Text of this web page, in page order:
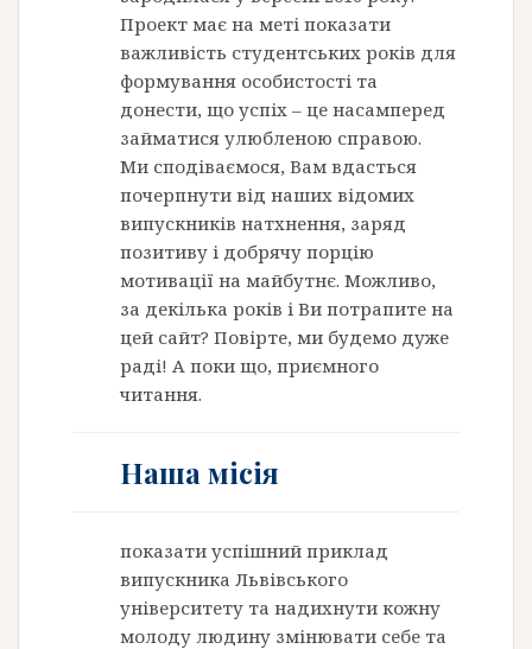
Проект має на меті показати
важливість студентських років для
формування особистості та
донести, що успіх – це насамперед
займатися улюбленою справою.
Ми сподіваємося, Вам вдасться
почерпнути від наших відомих
випускників натхнення, заряд
позитиву і добрячу порцію
мотивації на майбутнє. Можливо,
за декілька років і Ви потрапите на
цей сайт? Повірте, ми будемо дуже
раді! А поки що, приємного
читання.
Наша місія
показати успішний приклад
випускника Львівського
університету та надихнути кожну
молоду людину змінювати себе та